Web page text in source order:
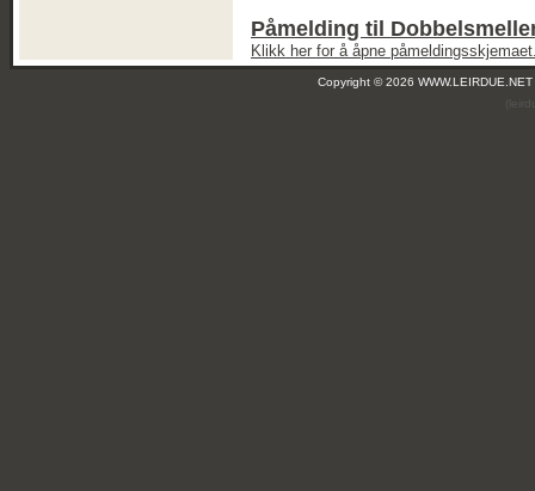
Påmelding til
Klikk her for å åpne
Copyright © 2026